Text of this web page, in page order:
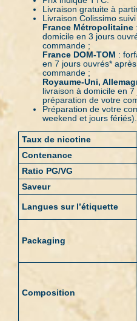
Livraison gratuite à
Livraison Colissimo
France Métropolitaine
domicile en 3 jours
commande ;
France DOM-TOM :
en 7 jours ouvrés*
commande ;
Royaume-Uni,
livraison à domicile en
préparation de votre
Préparation de votre
weekend et jours fériés).
Taux de nicotine
Contenance
Ratio PG/VG
Saveur
Langues sur l’étiquette
Packaging
Composition